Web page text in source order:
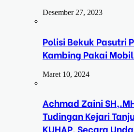
Desember 27, 2023
Polisi Bekuk Pasutri
Kambing Pakai
Maret 10, 2024
Achmad Zaini
Tudingan Kejari
KUHAP, Secara